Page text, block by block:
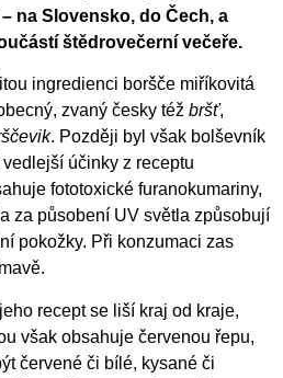
na Slovensko, do Čech, a
štědrovečerní večeře.
ingredienci boršče miříkovitá
zvaný česky též bršť,
. Později byl však bolševník
účinky z receptu
fototoxické furanokumariny,
za působení UV světla způsobují
pokožky. Při konzumaci zas
recept se liší kraj od kraje,
však obsahuje červenou řepu,
červené či bílé, kysané či